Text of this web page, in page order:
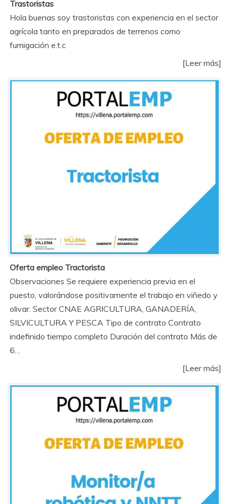
Trastoristas
Hola buenas soy trastoristas con experiencia en el sector
agrícola tanto en preparados de terrenos como
fumigación e.t.c
[Leer más]
Oferta empleo Tractorista
Observaciones Se requiere experiencia previa en el
puesto, valorándose positivamente el trabajo en viñedo y
olivar. Sector CNAE AGRICULTURA, GANADERÍA,
SILVICULTURA Y PESCA Tipo de contrato Contrato
indefinido tiempo completo Duración del contrato Más de
6…
[Leer más]